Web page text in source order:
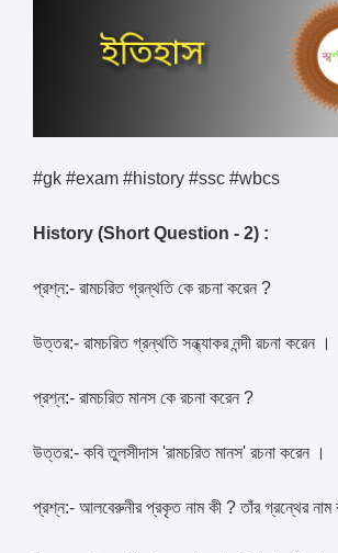
#gk #exam #history #ssc #wbcs
History (Short Question - 2) :
প্রশ্ন:- রামচরিত গ্রন্থতি কে রচনা করেন ?
উত্তর:- রামচরিত গ্রন্থতি সন্ধ্যাকর নন্দী রচনা করেন ।
প্রশ্ন:- রামচরিত মানস কে রচনা করেন ?
উত্তর:- কবি তুলসীদাস 'রামচরিত মানস' রচনা করেন ।
প্রশ্ন:- আলবেরুনীর প্রকৃত নাম কী ? তাঁর গ্রন্থের নাম